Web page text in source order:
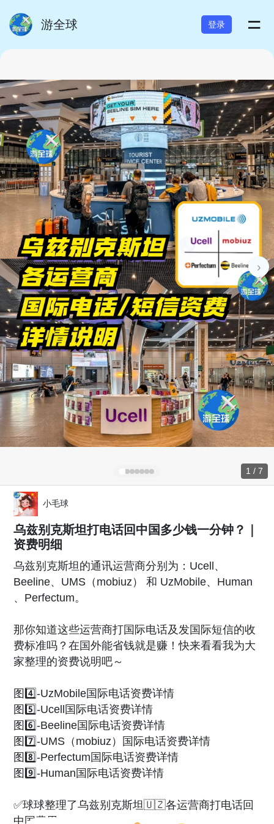
游全球 登录 =
›
1 / 7
小毛球
乌兹别克斯坦打电话回中国多少钱一分钟？｜
资费明细
乌兹别克斯坦的通讯运营商分别为：Ucell、
Beeline、UMS（mobiuz） 和 UzMobile、Human
、Perfectum。
那你知道这些运营商打国际电话及发国际短信的收
费标准吗？在国外能省钱就是赚！快来看看我为大
家整理的资费说明吧～
图4️⃣-UzMobile国际电话资费详情
图5️⃣-Ucell国际电话资费详情
图6️⃣-Beeline国际电话资费详情
图7️⃣-UMS（mobiuz）国际电话资费详情
图8️⃣-Perfectum国际电话资费详情
图9️⃣-Human国际电话资费详情
✅球球整理了乌兹别克斯坦🇺🇿各运营商打电话回
中国费用